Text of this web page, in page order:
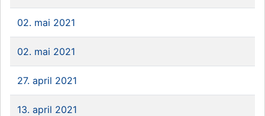
02. mai 2021
02. mai 2021
27. april 2021
13. april 2021